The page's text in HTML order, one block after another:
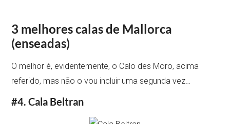
3 melhores calas de Mallorca
(enseadas)
O melhor é, evidentemente, o Calo des Moro, acima
referido, mas não o vou incluir uma segunda vez…
#4. Cala Beltran